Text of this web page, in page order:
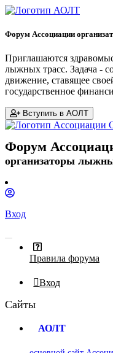
Форум Ассоциации
Приглашаются
лыжных трасс. Задача -
движение, ставящее
государственное
Вступить в АОЛТ
Форум
организаторы
Вход
Правила форума
Вход
Сайты
АОЛТ